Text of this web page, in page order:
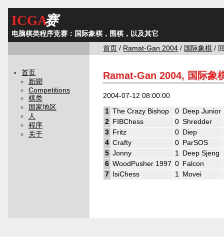
ICGA赛
电脑棋类程序竞赛：国际象棋，围棋，以及其它
首页 / Ramat-Gan 2004 / 国际象棋 /
首页
新聞
Competitions
棋类
国家地区
人
程序
关于
Ramat-Gan 2004, 国际象
2004-07-12 08:00:00
1 The Crazy Bishop 0 Deep Junior
2 FIBChess 0 Shredder
3 Fritz 0 Diep
4 Crafty 0 ParSOS
5 Jonny 1 Deep Sjeng
6 WoodPusher 1997 0 Falcon
7
IsiChess 1 Movei